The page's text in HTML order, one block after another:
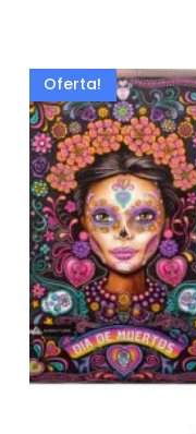
Oferta!